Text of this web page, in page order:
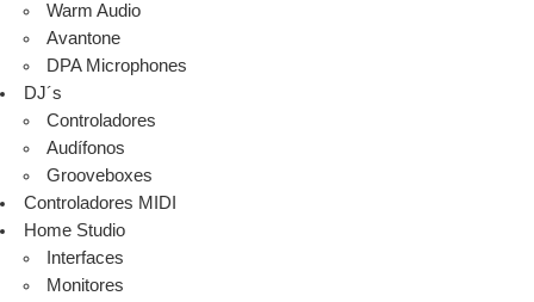
Warm Audio
Avantone
DPA Microphones
DJ´s
Controladores
Audífonos
Grooveboxes
Controladores MIDI
Home Studio
Interfaces
Monitores